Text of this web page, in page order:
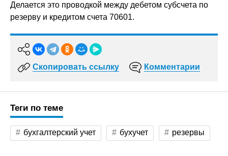
Делается это проводкой между дебетом субсчета по
резерву и кредитом счета 70601.
Скопировать ссылку Комментарии
Теги по теме
бухгалтерский учет бухучет резервы